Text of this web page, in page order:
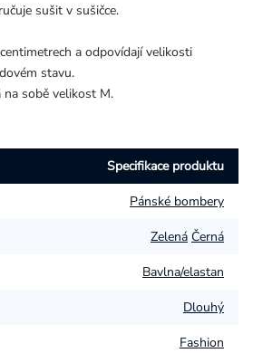
sušit v sušičce.
a odpovídají velikosti
stavu.
sobě velikost M.
Specifikace produktu
Pánské bombery
Zelená Černá
Bavlna/elastan
Dlouhý
Fashion